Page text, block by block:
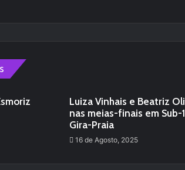
Luiza Vinhais e Beatriz
nas meias-finais em Sub-
Gira-Praia
16 de Agosto, 2025